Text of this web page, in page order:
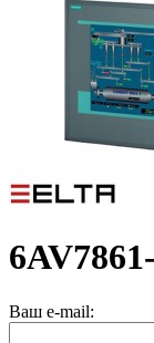
Ваш e-mail: